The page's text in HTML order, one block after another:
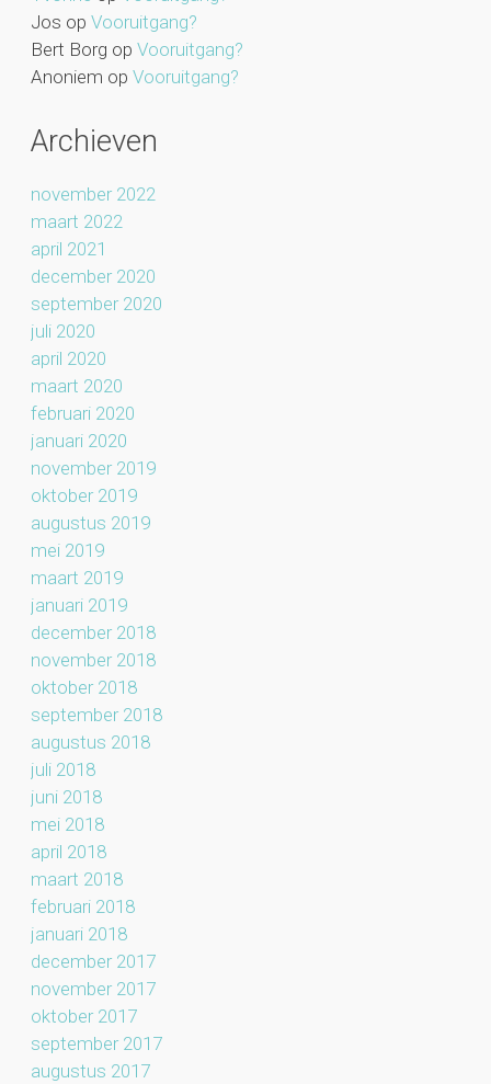
Jos op Vooruitgang?
Bert Borg op Vooruitgang?
Anoniem op Vooruitgang?
Archieven
november 2022
maart 2022
april 2021
december 2020
september 2020
juli 2020
april 2020
maart 2020
februari 2020
januari 2020
november 2019
oktober 2019
augustus 2019
mei 2019
maart 2019
januari 2019
december 2018
november 2018
oktober 2018
september 2018
augustus 2018
juli 2018
juni 2018
mei 2018
april 2018
maart 2018
februari 2018
januari 2018
december 2017
november 2017
oktober 2017
september 2017
augustus 2017